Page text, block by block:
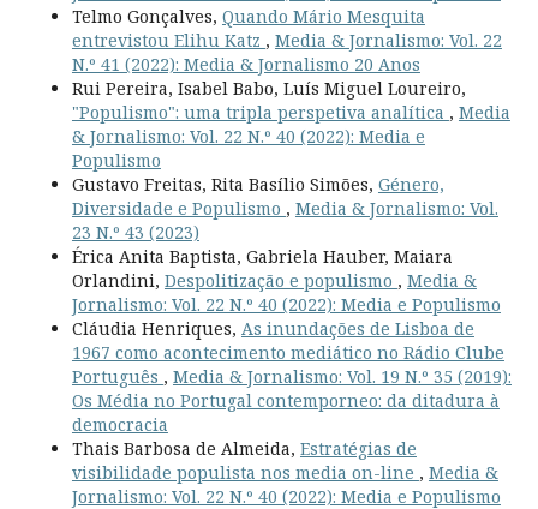
Telmo Gonçalves, Quando Mário Mesquita
entrevistou Elihu Katz , Media & Jornalismo: Vol. 22
N.º 41 (2022): Media & Jornalismo 20 Anos
Rui Pereira, Isabel Babo, Luís Miguel Loureiro,
"Populismo": uma tripla perspetiva analítica , Media
& Jornalismo: Vol. 22 N.º 40 (2022): Media e
Populismo
Gustavo Freitas, Rita Basílio Simões, Género,
Diversidade e Populismo , Media & Jornalismo: Vol.
23 N.º 43 (2023)
Érica Anita Baptista, Gabriela Hauber, Maiara
Orlandini, Despolitização e populismo , Media &
Jornalismo: Vol. 22 N.º 40 (2022): Media e Populismo
Cláudia Henriques, As inundações de Lisboa de
1967 como acontecimento mediático no Rádio Clube
Português , Media & Jornalismo: Vol. 19 N.º 35 (2019):
Os Média no Portugal contemporneo: da ditadura à
democracia
Thais Barbosa de Almeida, Estratégias de
visibilidade populista nos media on-line , Media &
Jornalismo: Vol. 22 N.º 40 (2022): Media e Populismo